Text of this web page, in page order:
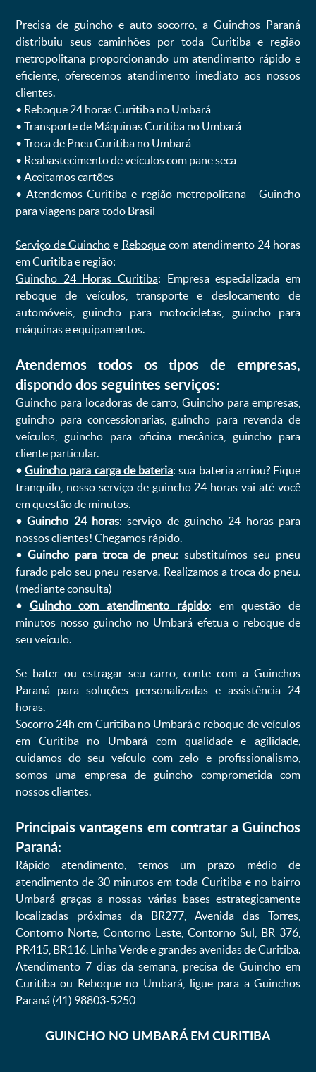
Precisa de guinchoe auto socorro , a Guinchos Paraná
distribuiu seus caminhões por toda Curitiba e região
metropolitana proporcionando um atendimento rápido e
eficiente, oferecemos atendimento imediato aos nossos
clientes.
ㅤㅤ• Reboque 24 horas Curitiba no Umbará
ㅤㅤ• Transporte de Máquinas Curitiba no Umbará
ㅤㅤ• Troca de Pneu Curitiba no Umbará
ㅤㅤ• Reabastecimento de veículos com pane seca
ㅤㅤ• Aceitamos cartões
ㅤㅤ• Atendemos Curitiba e região metropolitana -Guincho
para viagenspara todo Brasil
Serviço de Guincho e Reboquecom atendimento 24 horas
em Curitiba e região:
Guincho 24 Horas Curitiba: Empresa especializada em
reboque de veículos, transporte e deslocamento de
automóveis, guincho para motocicletas, guincho para
máquinas e equipamentos.
Atendemos todos os tipos de empresas,
dispondo dos seguintes serviços:
Guincho para locadoras de carro, Guincho para empresas,
guincho para concessionarias, guincho para revenda de
veículos, guincho para oficina mecânica, guincho para
cliente particular.
•Guincho para carga de bateria: sua bateria arriou? Fique
tranquilo, nosso serviço de guincho 24 horas vai até você
em questão de minutos.
•Guincho 24 horas: serviço de guincho 24 horas para
nossos clientes! Chegamos rápido.
• Guincho para troca de pneu: substituímos seu pneu
furado pelo seu pneu reserva. Realizamos a troca do pneu.
(mediante consulta)
• Guincho com atendimento rápido: em questão de
minutos nosso guincho no Umbará efetua o reboque de
seu veículo.
Se bater ou estragar seu carro, conte com a Guinchos
Paraná para soluções personalizadas e assistência 24
horas.
Socorro 24h em Curitiba no Umbará e reboque de veículos
em Curitiba no Umbará com qualidade e agilidade,
cuidamos do seu veículo com zelo e profissionalismo,
somos uma empresa de guincho comprometida com
nossos clientes.
Principais vantagens em contratar a Guinchos
Paraná:
Rápido atendimento, temos um prazo médio de
atendimento de 30 minutos em toda Curitiba e no bairro
Umbará graças a nossas várias bases estrategicamente
localizadas próximas da BR277, Avenida das Torres,
Contorno Norte, Contorno Leste, Contorno Sul, BR 376,
PR415, BR116, Linha Verde e grandes avenidas de Curitiba.
Atendimento 7 dias da semana, precisa de Guincho em
Curitiba ou Reboque no Umbará, ligue para a Guinchos
Paraná (41) 98803-5250
GUINCHO NO UMBARÁ EM CURITIBA